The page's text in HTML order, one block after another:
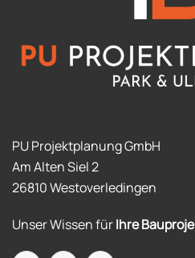
PU Projektplanung GmbH
Am Alten Siel 2
26810 Westoverledingen
Unser Wissen fürIhre